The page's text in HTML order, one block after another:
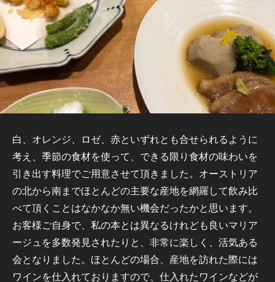
白、オレンジ、ロゼ、赤といずれとも合せられるように
考え、季節の食材を使って、できる限り食材の味わいを
引き出す料理でご用意させて頂きました。オーストリア
の北から南までほとんどの主要な産地を網羅して飲み比
べて頂くことはなかなか無い機会だったかと思います。
お客様ご自身で、私の本とは異なるけれども良いマリア
ージュを多数発見されたりと、非常に楽しく、活気ある
会となりました。ほとんどの場合、産地を訪れた際には
ワインを仕入れておりますので、仕入れたワインなどが